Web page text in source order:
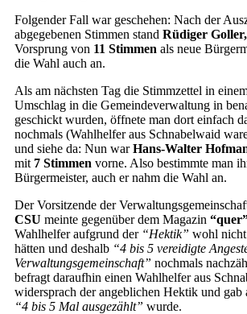
Folgender Fall war geschehen: Nach der
abgegebenen Stimmen stand Rüdiger
Vorsprung von 11 Stimmen als neue
die Wahl auch an.
Als am nächsten Tag die Stimmzettel in
Umschlag in die Gemeindeverwaltung in
geschickt wurden, öffnete man dort einfach
nochmals (Wahlhelfer aus Schnabelwaid
und siehe da: Nun warHans-Walter
mit 7 Stimmen vorne. Also bestimmte man
Bürgermeister, auch er nahm die Wahl an.
Der Vorsitzende der
CSU meinte gegenüber dem Magazin
Wahlhelfer aufgrund der “Hektik” wohl nicht
hätten und deshalb “4 bis 5 vereidigte
Verwaltungsgemeinschaft” nochmals
befragt daraufhin einen Wahlhelfer aus
widersprach der angeblichen Hektik und gab
“4 bis 5 Mal ausgezählt” wurde.